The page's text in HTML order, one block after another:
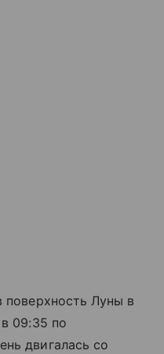
поверхность Луны в
09:35 по
двигалась со